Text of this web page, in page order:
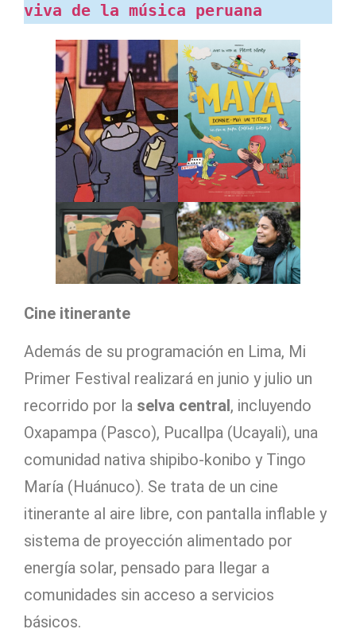
viva de la música peruana
Cine itinerante
Además de su programación en Lima, Mi
Primer Festival realizará en junio y julio un
recorrido por la selva central, incluyendo
Oxapampa (Pasco), Pucallpa (Ucayali), una
comunidad nativa shipibo-konibo y Tingo
María (Huánuco). Se trata de un cine
itinerante al aire libre, con pantalla inflable y
sistema de proyección alimentado por
energía solar, pensado para llegar a
comunidades sin acceso a servicios
básicos.